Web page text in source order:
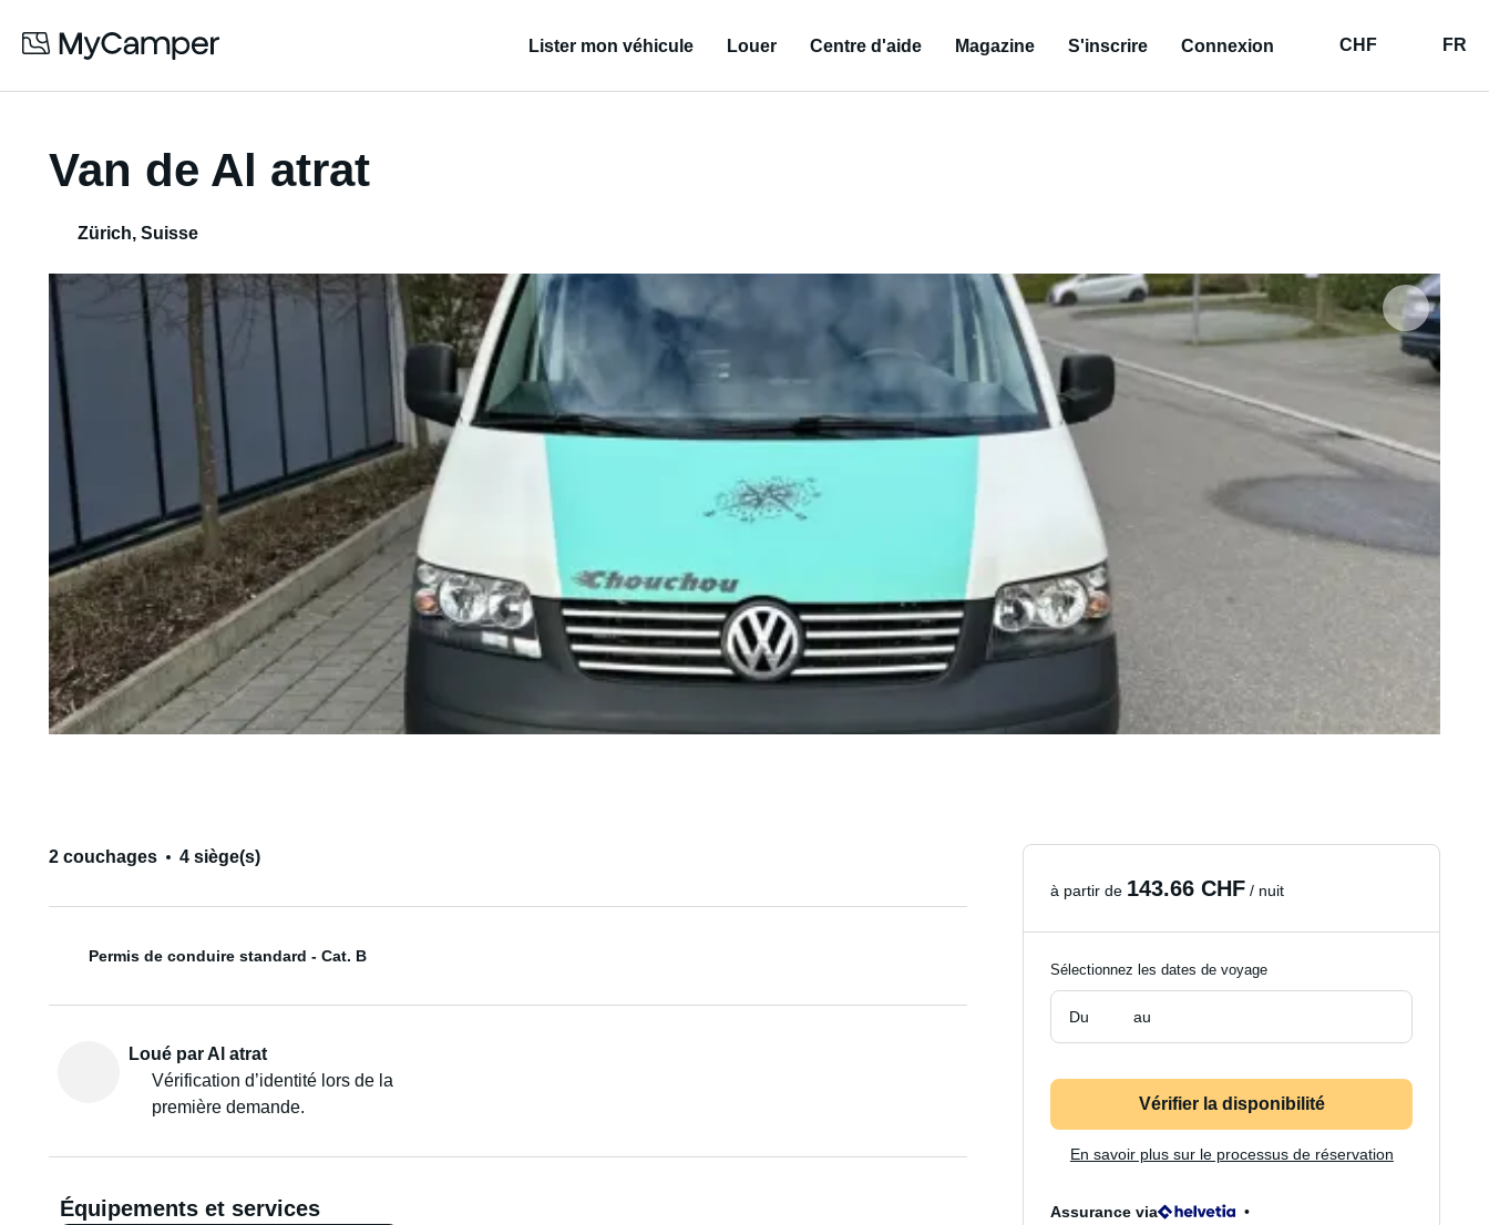
Lister mon véhicule Louer Centre d'aide Magazine S'inscrire Connexion CHF FR
Van de Al atrat
Zürich, Suisse
2 couchages 4 siège(s)
Permis de conduire standard - Cat. B
Loué par Al atrat
Vérification d’identité lors de la
première demande.
Équipements et services
à partir de 143.66 CHF / nuit
Sélectionnez les dates de voyage
Du au
Vérifier la disponibilité
En savoir plus sur le processus de réservation
Assurance via